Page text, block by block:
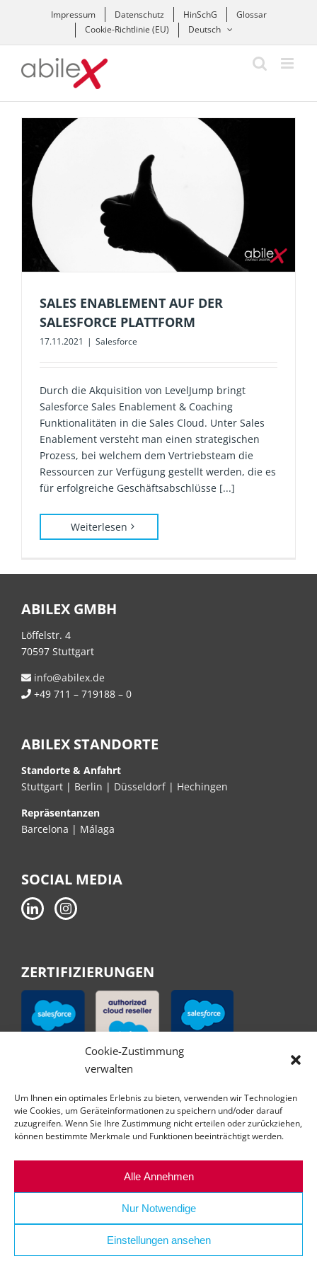
Cookie-Zustimmung
verwalten
Um Ihnen ein optimales Erlebnis zu bieten, verwenden wir Technologien
wie Cookies, um Geräteinformationen zu speichern und/oder darauf
zuzugreifen. Wenn Sie Ihre Zustimmung nicht erteilen oder zurückziehen,
können bestimmte Merkmale und Funktionen beeinträchtigt werden.
Alle Annehmen
Nur Notwendige
Einstellungen ansehen
Impressum Datenschutz HinSchG
Glossar
Cookie-Richtlinie (EU)
Deutsch
SALES ENABLEMENT AUF DER
SALESFORCE PLATTFORM
17.11.2021 | Salesforce
Durch die Akquisition von LevelJump bringt
Salesforce Sales Enablement & Coaching
Funktionalitäten in die Sales Cloud. Unter Sales
Enablement versteht man einen strategischen
Prozess, bei welchem dem Vertriebsteam die
Ressourcen zur Verfügung gestellt werden, die es
für erfolgreiche Geschäftsabschlüsse [...]
Weiterlesen
ABILEX GMBH
Löffelstr. 4
70597 Stuttgart
info@abilex.de
+49 711 – 719188 – 0
ABILEX STANDORTE
Standorte & Anfahrt
Stuttgart | Berlin | Düsseldorf | Hechingen
Repräsentanzen
Barcelona | Málaga
SOCIAL MEDIA
ZERTIFIZIERUNGEN